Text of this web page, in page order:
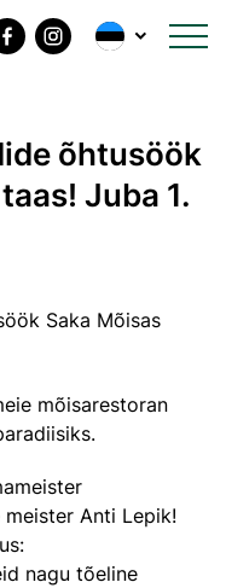
õhtusöök
Juba 1.
Saka Mõisas
mõisarestoran
Anti Lepik!
nagu tõeline